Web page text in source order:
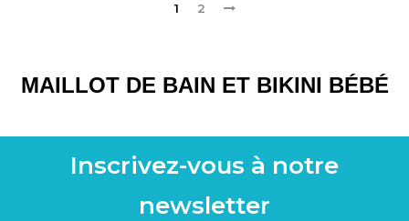
1 2
MAILLOT DE BAIN ET BIKINI BÉBÉ
Inscrivez-vous à notre
newsletter